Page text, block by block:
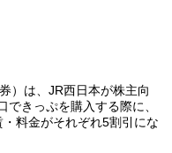
）は、JR西日本が株主向
きっぷを購入する際に、
料金がそれぞれ5割引にな